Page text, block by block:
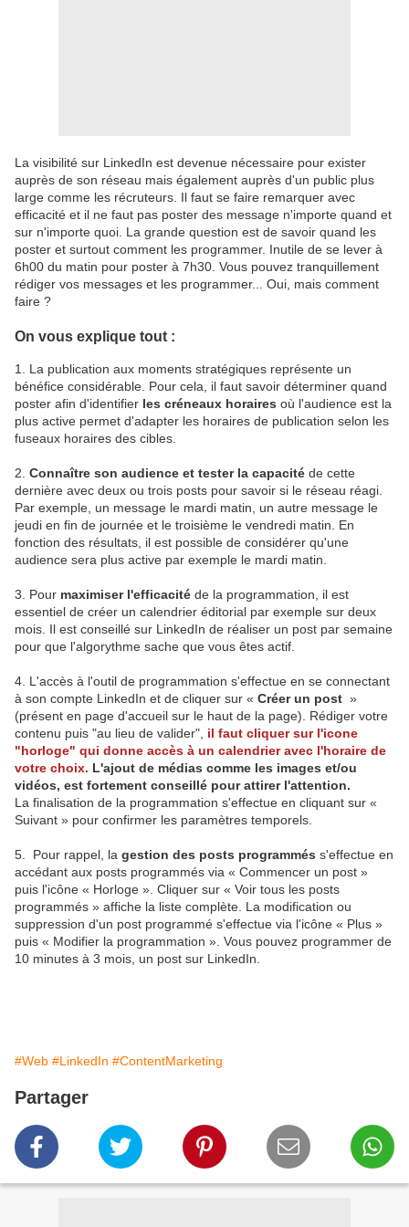
La visibilité sur LinkedIn est devenue nécessaire pour exister
auprès de son réseau mais également auprès d'un public plus
large comme les récruteurs. Il faut se faire remarquer avec
efficacité et il ne faut pas poster des message n'importe quand et
sur n'importe quoi. La grande question est de savoir quand les
poster et surtout comment les programmer. Inutile de se lever à
6h00 du matin pour poster à 7h30. Vous pouvez tranquillement
rédiger vos messages et les programmer... Oui, mais comment
faire ?
On vous explique tout :
1. La publication aux moments stratégiques représente un
bénéfice considérable. Pour cela, il faut savoir déterminer quand
poster afin d'identifier les créneaux horaires où l'audience est la
plus active permet d'adapter les horaires de publication selon les
fuseaux horaires des cibles.
2. Connaître son audience et tester la capacité de cette
dernière avec deux ou trois posts pour savoir si le réseau réagi.
Par exemple, un message le mardi matin, un autre message le
jeudi en fin de journée et le troisième le vendredi matin. En
fonction des résultats, il est possible de considérer qu'une
audience sera plus active par exemple le mardi matin.
3. Pour maximiser l'efficacité de la programmation, il est
essentiel de créer un calendrier éditorial par exemple sur deux
mois. Il est conseillé sur LinkedIn de réaliser un post par semaine
pour que l'algorythme sache que vous êtes actif.
4. L'accès à l'outil de programmation s'effectue en se connectant
à son compte LinkedIn et de cliquer sur « Créer un post »
(présent en page d'accueil sur le haut de la page). Rédiger votre
contenu puis "au lieu de valider", il faut cliquer sur l'icone
"horloge" qui donne accès à un calendrier avec l'horaire de
votre choix. L'ajout de médias comme les images et/ou
vidéos, est fortement conseillé pour attirer l'attention.
La finalisation de la programmation s'effectue en cliquant sur «
Suivant » pour confirmer les paramètres temporels.
5. Pour rappel, la gestion des posts programmés s'effectue en
accédant aux posts programmés via « Commencer un post »
puis l'icône « Horloge ». Cliquer sur « Voir tous les posts
programmés » affiche la liste complète. La modification ou
suppression d'un post programmé s'effectue via l'icône « Plus »
puis « Modifier la programmation ». Vous pouvez programmer de
10 minutes à 3 mois, un post sur LinkedIn.
#Web #LinkedIn #ContentMarketing
Partager